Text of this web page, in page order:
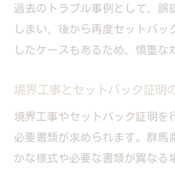
過去のトラブル事例として、誤
しまい、後から再度セットバ
したケースもあるため、慎重な
境界工事とセットバック証明
境界工事やセットバック証明を
必要書類が求められます。群馬
かな様式や必要な書類が異なる